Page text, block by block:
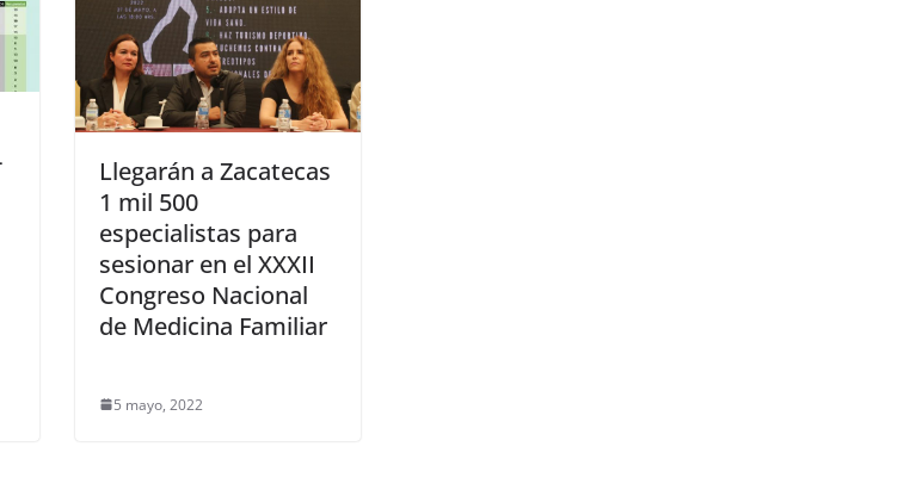
Llegarán a Zacatecas
1 mil 500
especialistas para
sesionar en el XXXII
Congreso Nacional
de Medicina Familiar
5 mayo, 2022